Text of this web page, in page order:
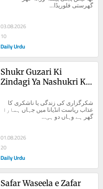
گھرستی فلوریڈا...
03.08.2026
10
Daily Urdu
Shukr Guzari Ki
Zindagi Ya Nashukri Ka
گھر ہے وہاں دو ہی...
01.08.2026
20
Daily Urdu
Safar Waseela e Zafar